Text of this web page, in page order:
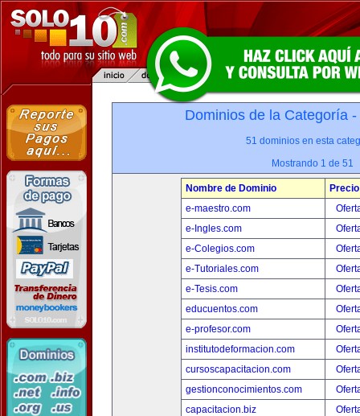
Dominios de la Categoría -
51 dominios en esta
Mostrando 1 de 51
Nombre de Dominio
Precio
e-maestro.com
e-Ingles.com
e-Colegios.com
e-Tutoriales.com
e-Tesis.com
educuentos.com
e-profesor.com
institutodeformacion.com
cursoscapacitacion.com
gestionconocimientos.com
capacitacion.biz